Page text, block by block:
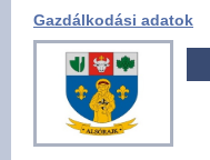
Pályázatok
Választási
Felsőrajk
Gazdálkodási adatok